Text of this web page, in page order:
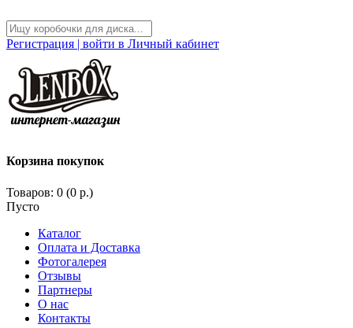
Регистрация | войти в Личный кабинет
Корзина покупок
Товаров: 0 (0 р.)
Пусто
Каталог
Оплата и Доставка
Фотогалерея
Отзывы
Партнеры
О нас
Контакты